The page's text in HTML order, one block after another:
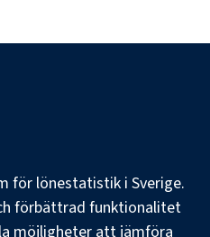
för lönestatistik i Sverige.
förbättrad funktionalitet
möjligheter att jämföra